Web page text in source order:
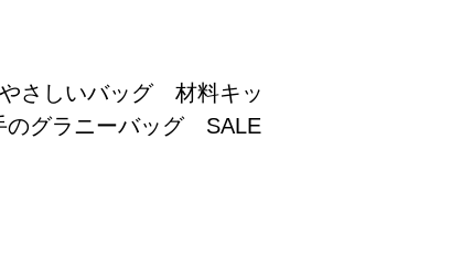
さしいバッグ 材料キッ
グラニーバッグ SALE